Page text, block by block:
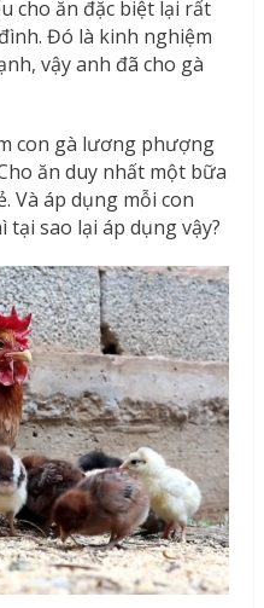
cho ăn đặc biệt lại rất
Đó là kinh nghiệm
vậy anh đã cho gà
con gà lương phượng
ăn duy nhất một bữa
Và áp dụng mỗi con
sao lại áp dụng vậy?